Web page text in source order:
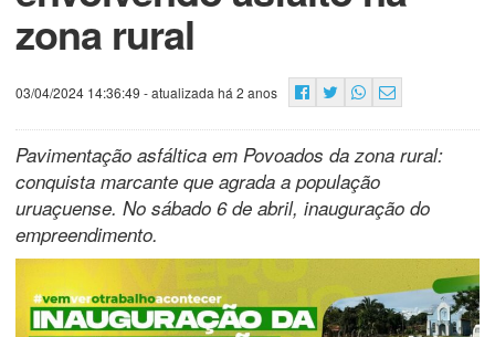
zona rural
03/04/2024 14:36:49 - atualizada há 2 anos
Pavimentação asfáltica em Povoados da zona rural:
conquista marcante que agrada a população
uruaçuense. No sábado 6 de abril, inauguração do
empreendimento.